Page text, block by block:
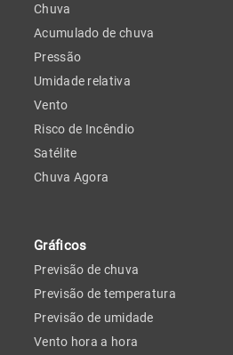
Chuva
Acumulado de chuva
Pressão
Umidade relativa
Vento
Risco de Incêndio
Satélite
Chuva Agora
Gráficos
Previsão de chuva
Previsão de temperatura
Previsão de umidade
Vento hora a hora